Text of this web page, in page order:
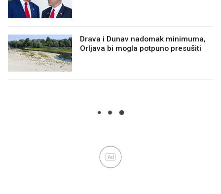
Drava i Dunav nadomak minimuma,
Orljava bi mogla potpuno presušiti
Ad